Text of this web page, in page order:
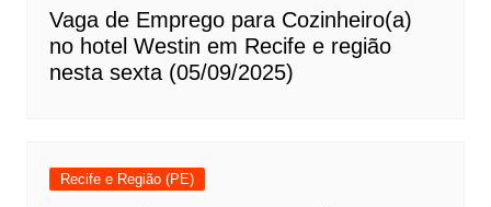
Vaga de Emprego para Cozinheiro(a)
no hotel Westin em Recife e região
nesta sexta (05/09/2025)
Recife e Região (PE)